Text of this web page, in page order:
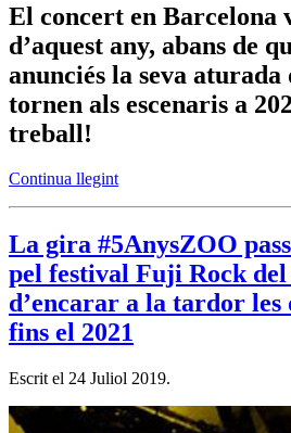
El concert en Barcelona
d’aquest any, abans de
anunciés la seva
tornen als escenaris a
treball!
Continua llegint
La gira #5AnysZOO
pel festival Fuji Rock del
d’encarar a la tardor les
fins el 2021
Escrit el 24 Juliol 2019.